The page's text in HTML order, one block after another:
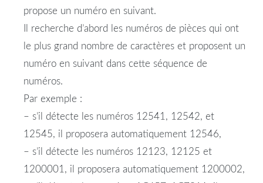
propose un numéro en suivant.
Il recherche d’abord les numéros de pièces qui ont
le plus grand nombre de caractères et proposent un
numéro en suivant dans cette séquence de
numéros.
Par exemple :
– s’il détecte les numéros 12541, 12542, et
12545, il proposera automatiquement 12546,
– s’il détecte les numéros 12123, 12125 et
1200001, il proposera automatiquement 1200002,